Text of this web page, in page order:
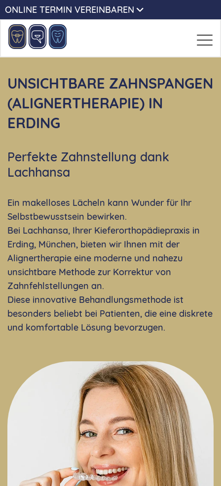
ONLINE TERMIN VEREINBAREN
UNSICHTBARE ZAHNSPANGEN
(ALIGNERTHERAPIE) IN
ERDING
Perfekte Zahnstellung dank
Lachhansa
Ein makelloses Lächeln kann Wunder für Ihr
Selbstbewusstsein bewirken.
Bei Lachhansa, Ihrer Kieferorthopädiepraxis in
Erding, München, bieten wir Ihnen mit der
Alignertherapie eine moderne und nahezu
unsichtbare Methode zur Korrektur von
Zahnfehlstellungen an.
Diese innovative Behandlungsmethode ist
besonders beliebt bei Patienten, die eine diskrete
und komfortable Lösung bevorzugen.